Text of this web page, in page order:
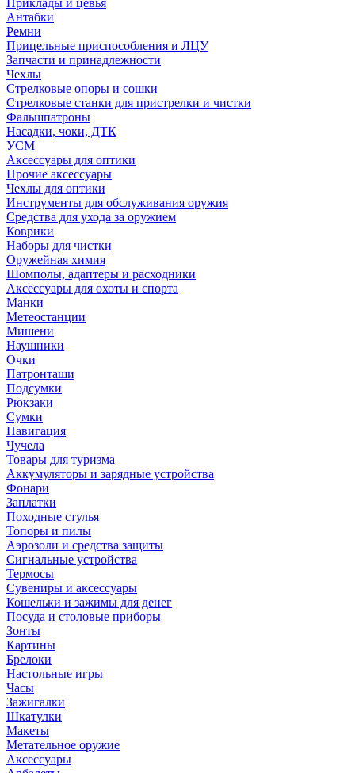
Приклады и цевья
Антабки
Ремни
Прицельные приспособления и ЛЦУ
Запчасти и принадлежности
Чехлы
Стрелковые опоры и сошки
Стрелковые станки для пристрелки и чистки
Фальшпатроны
Насадки, чоки, ДТК
УСМ
Аксессуары для оптики
Прочие аксессуары
Чехлы для оптики
Инструменты для обслуживания оружия
Средства для ухода за оружием
Коврики
Наборы для чистки
Оружейная химия
Шомполы, адаптеры и расходники
Аксессуары для охоты и спорта
Манки
Метеостанции
Мишени
Наушники
Очки
Патронташи
Подсумки
Рюкзаки
Сумки
Навигация
Чучела
Товары для туризма
Аккумуляторы и зарядные устройства
Фонари
Заплатки
Походные стулья
Топоры и пилы
Аэрозоли и средства защиты
Сигнальные устройства
Термосы
Сувениры и аксессуары
Кошельки и зажимы для денег
Посуда и столовые приборы
Зонты
Картины
Брелоки
Настольные игры
Часы
Зажигалки
Шкатулки
Макеты
Метательное оружие
Аксессуары